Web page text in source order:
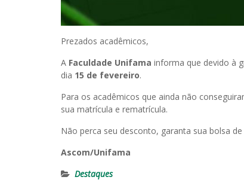
Prezados acadêmicos,
A Faculdade Unifama informa que devido à
dia 15 de fevereiro.
Para os acadêmicos que ainda não
sua matrícula e rematrícula.
Não perca seu desconto, garanta sua bolsa
Ascom/Unifama
Destaques